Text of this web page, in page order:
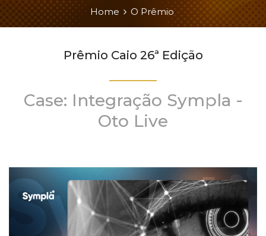
Home O Prêmio
Prêmio Caio 26ª Edição
Case: Integração Sympla -
Oto Live